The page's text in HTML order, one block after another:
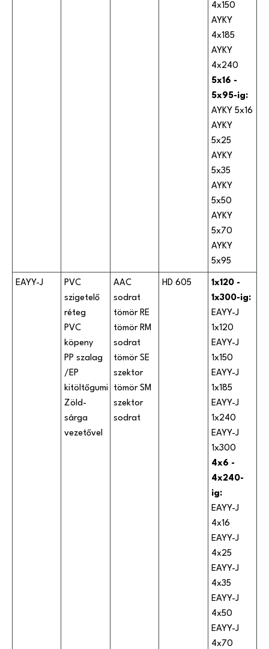
4x150
AYKY
4x185
AYKY
4x240
5x16 -
5x95-ig:
AYKY 5x16
AYKY
5x25
AYKY
5x35
AYKY
5x50
AYKY
5x70
AYKY
5x95
EAYY-J
PVC
szigetelő
réteg
PVC
köpeny
PP szalag
/EP
kitöltőgumi
Zöld-
sárga
vezetővel
AAC
sodrat
tömör RE
tömör RM
sodrat
tömör SE
szektor
tömör SM
szektor
sodrat
HD 605
1x120 -
1x300-ig:
EAYY-J
1x120
EAYY-J
1x150
EAYY-J
1x185
EAYY-J
1x240
EAYY-J
1x300
4x6 -
4x240-
ig:
EAYY-J
4x16
EAYY-J
4x25
EAYY-J
4x35
EAYY-J
4x50
EAYY-J
4x70